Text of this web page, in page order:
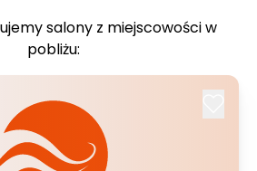
salony z miejscowości w
pobliżu: